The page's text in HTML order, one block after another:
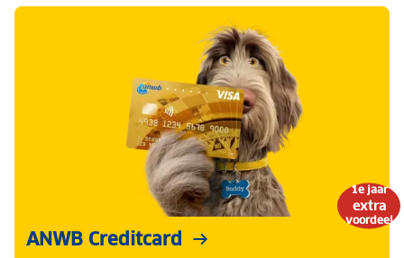
1e jaar
extra
voordeel
ANWB Creditcard